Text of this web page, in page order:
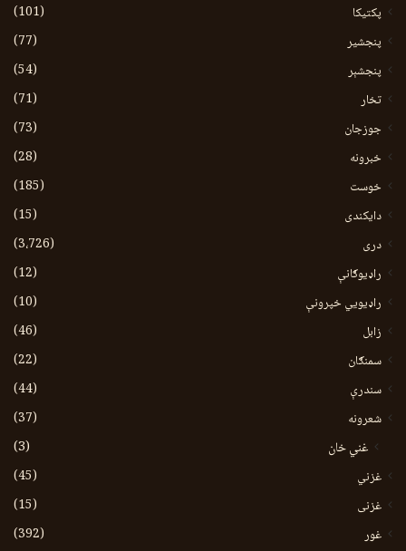
پکتیکا
(101)
پنجشیر
(77)
پنجشېر
(54)
تخار
(71)
جوزجان
(73)
خبرونه
(28)
خوست
(185)
دایکندی
(15)
دری
(3،726)
راډیوګانې
(12)
راډیويي خپرونې
(10)
زابل
(46)
سمنګان
(22)
سندرې
(44)
شعرونه
(37)
غني خان
(3)
غزني
(45)
غزنی
(15)
غور
(392)